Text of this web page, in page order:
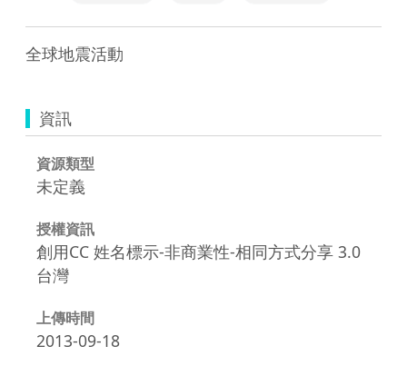
全球地震活動
資訊
資源類型
未定義
授權資訊
創用CC 姓名標示-非商業性-相同方式分享 3.0
台灣
上傳時間
2013-09-18